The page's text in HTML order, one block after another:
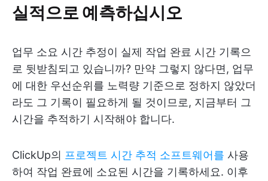
실적으로 예측하십시오
업무 소요 시간 추정이 실제 작업 완료 시간 기록으
로 뒷받침되고 있습니까? 만약 그렇지 않다면, 업무
에 대한 우선순위를 노력량 기준으로 정하지 않았더
라도 그 기록이 필요하게 될 것이므로, 지금부터 그
시간을 추적하기 시작해야 합니다.
ClickUp의 프로젝트 시간 추적 소프트웨어를 사용
하여 작업 완료에 소요된 시간을 기록하세요. 이후